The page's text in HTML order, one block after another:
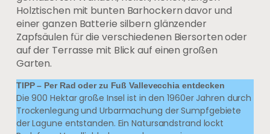
Holztischen mit bunten Barhockern davor und
einer ganzen Batterie silbern glänzender
Zapfsäulen für die verschiedenen Biersorten oder
auf der Terrasse mit Blick auf einen großen
Garten.
TIPP – Per Rad oder zu Fuß Vallevecchia entdecken
Die 900 Hektar große Insel ist in den 1960er Jahren durch
Trockenlegung und Urbarmachung der Sumpfgebiete
der Lagune entstanden. Ein Natursandstrand lockt